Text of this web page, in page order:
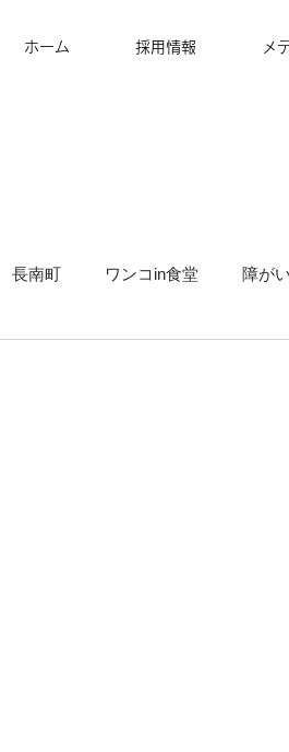
ホーム 採用情報 メ
長南町 ワンコin食堂 障が